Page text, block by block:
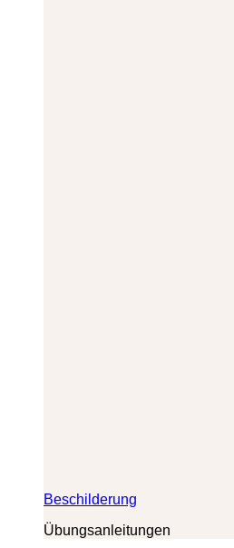
Beschilderung
Übungsanleitungen